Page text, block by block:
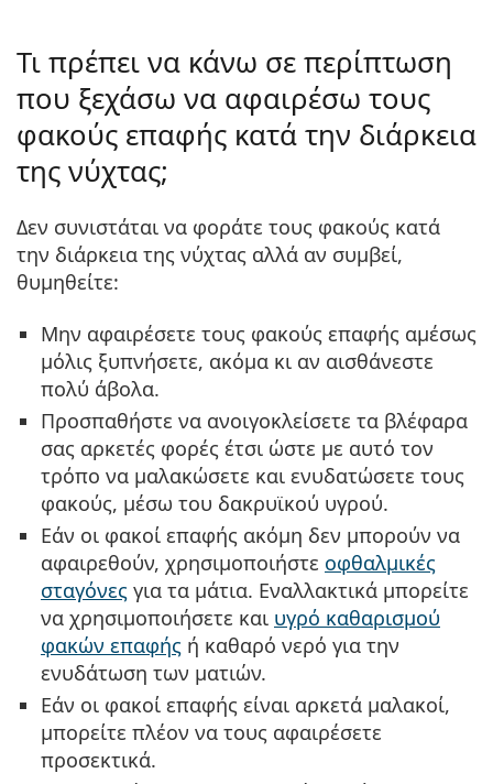
Τι πρέπει να κάνω σε περίπτωση
που ξεχάσω να αφαιρέσω τους
φακούς επαφής κατά την διάρκεια
της νύχτας;
Δεν συνιστάται να φοράτε τους φακούς κατά
την διάρκεια της νύχτας αλλά αν συμβεί,
θυμηθείτε:
Μην αφαιρέσετε τους φακούς επαφής αμέσως
μόλις ξυπνήσετε, ακόμα κι αν αισθάνεστε
πολύ άβολα.
Προσπαθήστε να ανοιγοκλείσετε τα βλέφαρα
σας αρκετές φορές έτσι ώστε με αυτό τον
τρόπο να μαλακώσετε και ενυδατώσετε τους
φακούς, μέσω του δακρυϊκού υγρού.
Εάν οι φακοί επαφής ακόμη δεν μπορούν να
αφαιρεθούν, χρησιμοποιήστε οφθαλμικές
σταγόνες για τα μάτια. Εναλλακτικά μπορείτε
να χρησιμοποιήσετε και υγρό καθαρισμού
φακών επαφής ή καθαρό νερό για την
ενυδάτωση των ματιών.
Εάν οι φακοί επαφής είναι αρκετά μαλακοί,
μπορείτε πλέον να τους αφαιρέσετε
προσεκτικά.